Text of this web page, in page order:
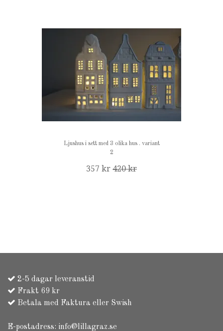
Ljushus i sett med 3 olika hus . variant
2
357 kr 420 kr
2-5 dagar leveranstid
Frakt 69 kr
Betala med Faktura eller Swish
E-postadress: info@lillagraz.se